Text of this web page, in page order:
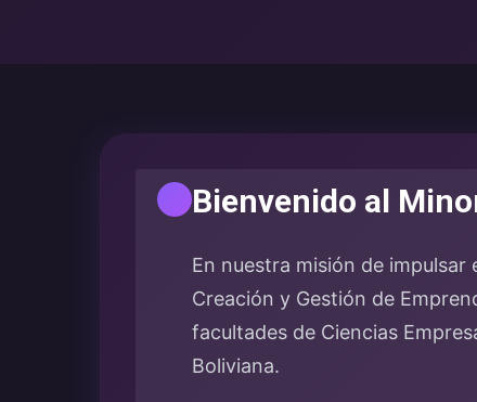
Bienvenido al
En nuestra misión de
Creación y Gestión de
facultades de Ciencias
Boliviana.